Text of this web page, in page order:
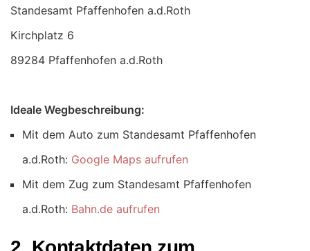
Standesamt Pfaffenhofen a.d.Roth
89284 Pfaffenhofen a.d.Roth
Ideale Wegbeschreibung:
Mit dem Auto zum Standesamt Pfaffenhofen
a.d.Roth: Google Maps aufrufen
Mit dem Zug zum Standesamt Pfaffenhofen
a.d.Roth: Bahn.de aufrufen